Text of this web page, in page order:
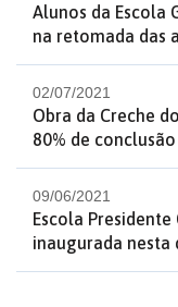
Alunos da Escola
na retomada das
02/07/2021
Obra da Creche
80% de conclusão
09/06/2021
Escola
inaugurada nesta